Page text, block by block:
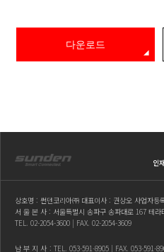
다운로드
인
상호명 : 썬덴코리아㈜ 대표이사 : 권상오 사업자등
서 울 본 사 : 서울특별시 송파구 송파대로 167 테라
TEL. 02-2054-3600 | FAX. 02-2054-3609
남 부 지 사 : TEL. 053-591-8905 | FAX. 053-591-